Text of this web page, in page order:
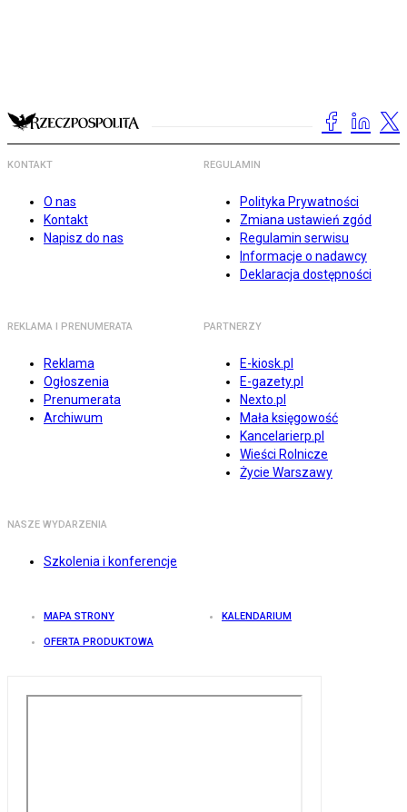
KONTAKT
O nas
Kontakt
Napisz do nas
REGULAMIN
Polityka Prywatności
Zmiana ustawień zgód
Regulamin serwisu
Informacje o nadawcy
Deklaracja dostępności
REKLAMA I PRENUMERATA
Reklama
Ogłoszenia
Prenumerata
Archiwum
PARTNERZY
E-kiosk.pl
E-gazety.pl
Nexto.pl
Mała księgowość
Kancelarierp.pl
Wieści Rolnicze
Życie Warszawy
NASZE WYDARZENIA
Szkolenia i konferencje
MAPA STRONY KALENDARIUM
OFERTA PRODUKTOWA